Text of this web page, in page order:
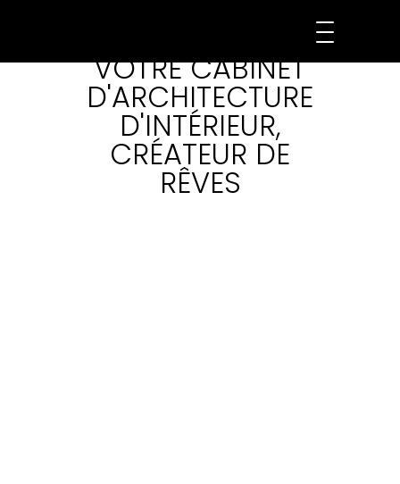
VOTRE CABINET
D'ARCHITECTURE
D'INTÉRIEUR,
CRÉATEUR DE
RÊVES